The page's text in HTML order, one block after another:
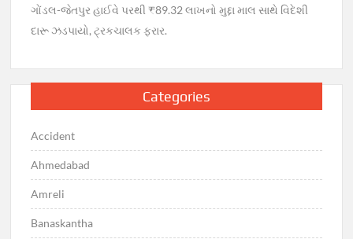
ગોંડલ-જેતપુર હાઈવે પરથી ₹89.32 લાખનો મુદ્દા માલ સાથે વિદેશી
દારૂ ઝડપાયો, ટ્રકચાલક ફરાર.
Categories
Accident
Ahmedabad
Amreli
Banaskantha